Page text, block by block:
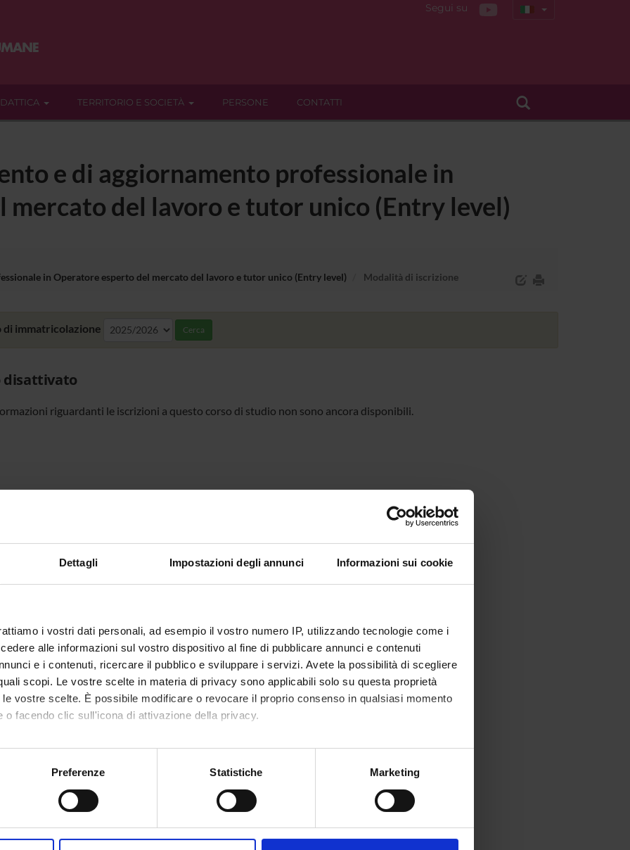
Dettagli Impostazioni degli annunci Informazioni sui cookie
i vostri dati personali, ad esempio il vostro numero IP, utilizzando tecnologie come i
alle informazioni sul vostro dispositivo al fine di pubblicare annunci e contenuti
e i contenuti, ricercare il pubblico e sviluppare i servizi. Avete la possibilità di scegliere
scopi. Le vostre scelte in materia di privacy sono applicabili solo su questa proprietà
vostre scelte. È possibile modificare o revocare il proprio consenso in qualsiasi momento
o facendo clic sull'icona di attivazione della privacy.
anche:
sulla tua posizione geografica, con un'approssimazione di qualche metro,
in qualsiasi momento dalla Dichiarazione sui cookie.
Preferenze Statistiche Marketing
Segui su
TERRITORIO E SOCIETÀ PERSONE CONTATTI
e di aggiornamento professionale in
del lavoro e tutor unico (Entry level)
in Operatore esperto del mercato del lavoro e tutor unico (Entry level)
Modalità di iscrizione
di immatricolazione Cerca
disattivato
riguardanti le iscrizioni a questo corso di studio non sono ancora disponibili.